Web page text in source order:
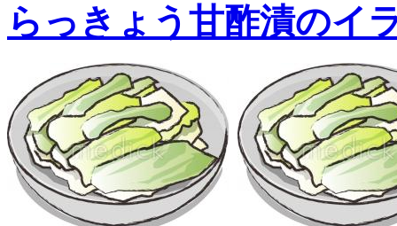
らっきょう甘酢漬のイ